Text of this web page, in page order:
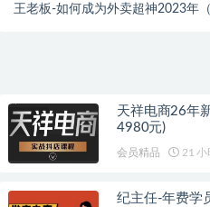
王老板-如何成为外卖超神2023年
天祥电商26年
4980元)
会员精品 21 小
纪主任-年费学